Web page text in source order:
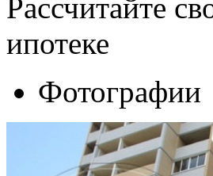
Рассчитайте
ипотеке
Фотографии